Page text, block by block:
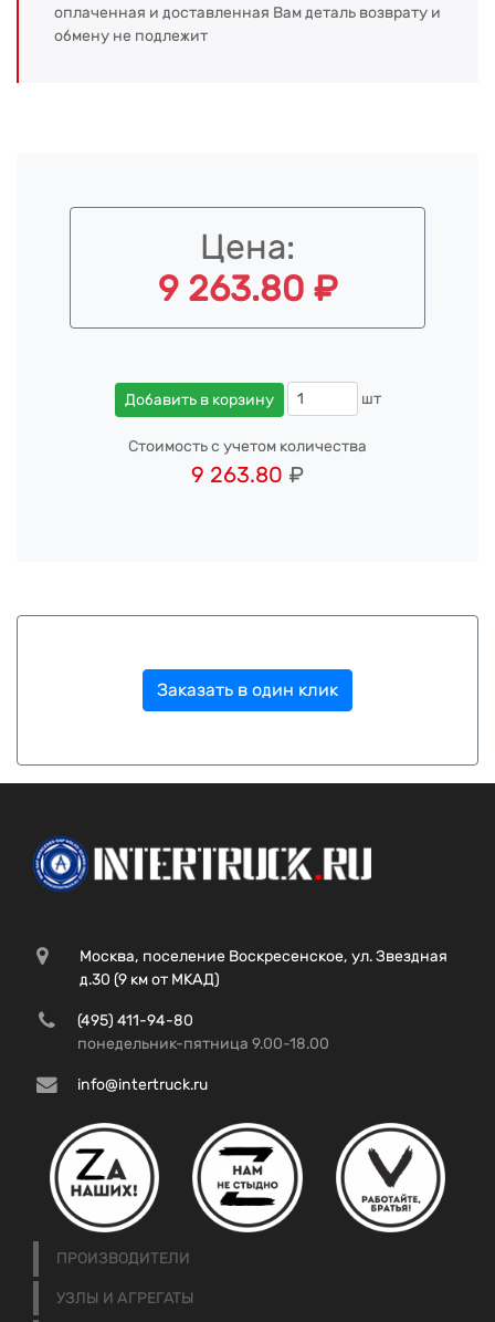
оплаченная и доставленная Вам деталь возврату и
обмену не подлежит
Цена:
9 263.80 ₽
Добавить в корзину шт
Стоимость с учетом количества
9 263.80 ₽
Заказать в один клик
Москва, поселение Воскресенское, ул. Звездная
д.30 (9 км от МКАД)
(495) 411-94-80
понедельник-пятница 9.00-18.00
info@intertruck.ru
ПРОИЗВОДИТЕЛИ
УЗЛЫ И АГРЕГАТЫ